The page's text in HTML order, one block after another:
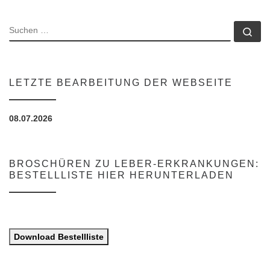
SUCHE
LETZTE BEARBEITUNG DER WEBSEITE
08.07.2026
BROSCHÜREN ZU LEBER-ERKRANKUNGEN:
BESTELLLISTE HIER HERUNTERLADEN
Download Bestellliste